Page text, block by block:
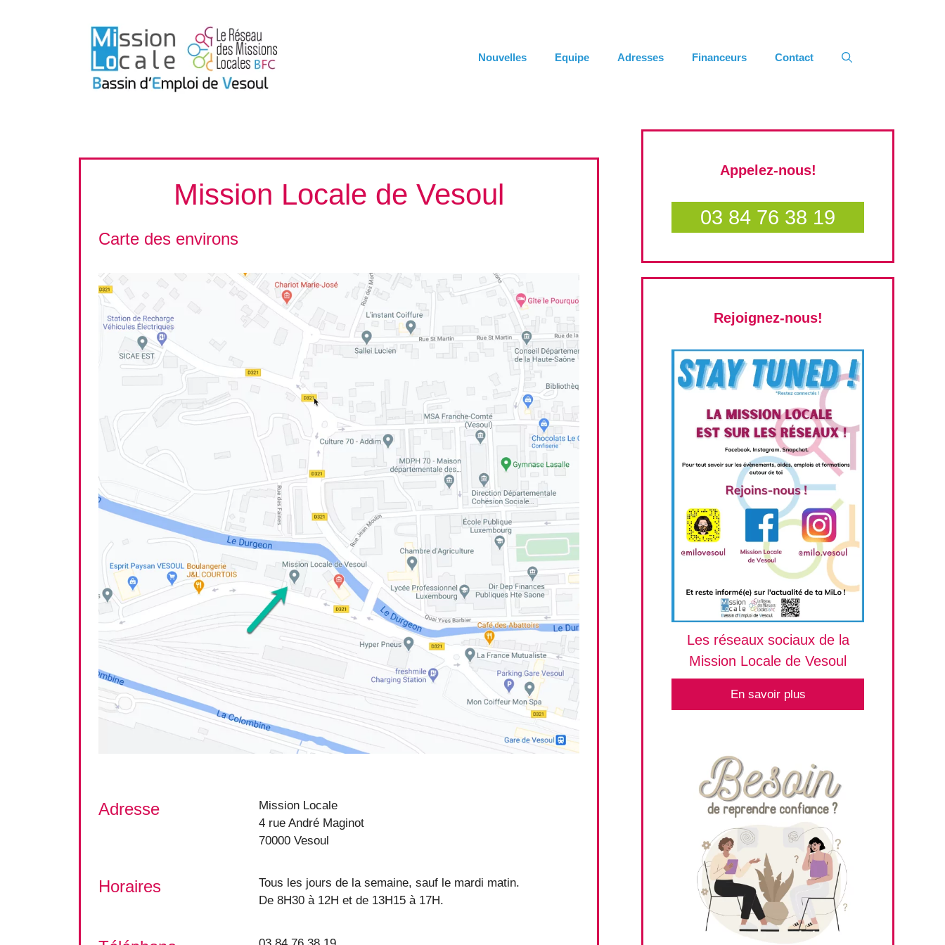
Nouvelles Equipe Adresses Financeurs Contact
Mission Locale de Vesoul
Carte des environs
Adresse
Mission Locale
4 rue André Maginot
70000 Vesoul
Horaires
Tous les jours de la semaine, sauf le mardi matin.
De 8H30 à 12H et de 13H15 à 17H.
Appelez-nous!
03 84 76 38 19
Rejoignez-nous!
Les réseaux sociaux de la
Mission Locale de Vesoul
En savoir plus